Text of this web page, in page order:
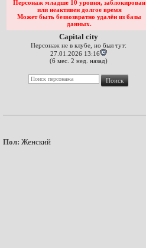
Персонаж младше 10 уровня, заблокирован
или неактивен долгое время
Может быть безвозвратно удалён из базы
данных.
Capital city
Персонаж не в клубе, но был тут:
27.01.2026 13:16
(6 мес. 2 нед. назад)
Пол: Женский